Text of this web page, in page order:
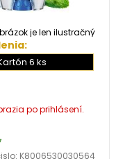
je len ilustračný
6 ks
K8006530030564